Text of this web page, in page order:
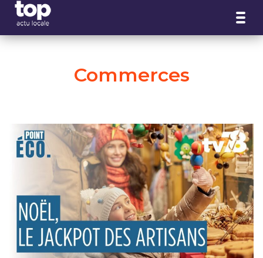
Commerces
Panneau de gestion des cookies